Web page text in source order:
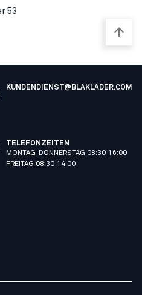
53
KUNDENDIENST@BLAKLADER.COM
TELEFONZEITEN
MONTAG-DONNERSTAG 08:30-16:00
FREITAG 08:30-14:00